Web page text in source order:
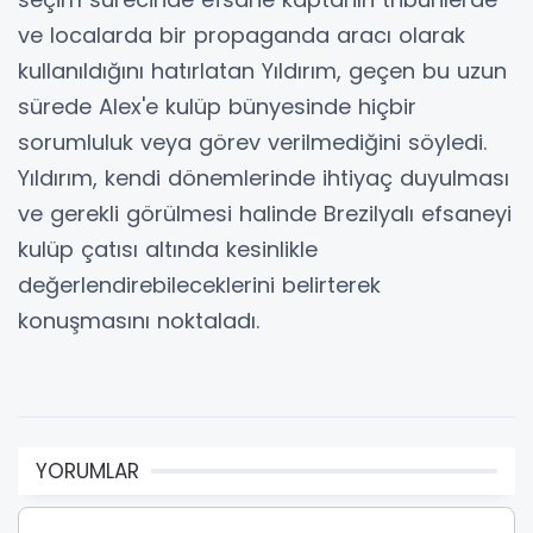
ve localarda bir propaganda aracı olarak
kullanıldığını hatırlatan Yıldırım, geçen bu uzun
sürede Alex'e kulüp bünyesinde hiçbir
sorumluluk veya görev verilmediğini söyledi.
Yıldırım, kendi dönemlerinde ihtiyaç duyulması
ve gerekli görülmesi halinde Brezilyalı efsaneyi
kulüp çatısı altında kesinlikle
değerlendirebileceklerini belirterek
konuşmasını noktaladı.
YORUMLAR